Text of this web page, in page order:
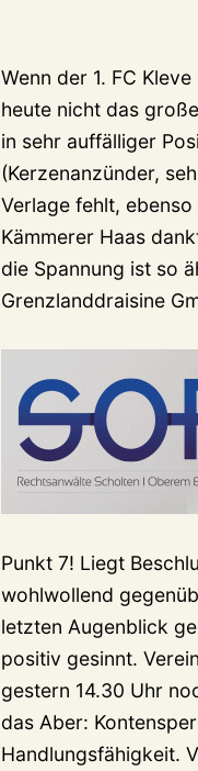
Wenn der 1. FC
heute nicht das
in sehr auffälliger
(Kerzenanzünder,
Verlage fehlt,
Kämmerer Haas
die Spannung ist so
Grenzlanddraisine
Punkt 7! Liegt
wohlwollend
letzten Augenblick
positiv gesinnt.
gestern 14.30 Uhr
das Aber:
Handlungsfähigkeit.